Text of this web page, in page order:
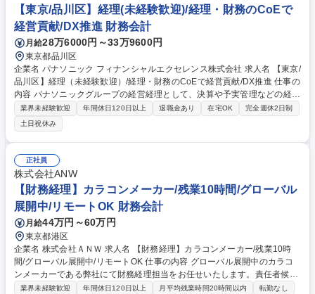
【東京/品川区】経理(未経験歓迎)/経理・財務のCoEで
経営貢献/DX推進 財務会計
月給28万6000円～33万9600円
東京都品川区
企業名 パナソニック フィナンシャルエクセレンス株式会社 求人名 【東京/
品川区】経理（未経験歓迎）/経理・財務のCoEで経営貢献/DX推進 仕事の
内容 パナソニックグループの経営経理として、決算や予実管理などの経理
業務から、ＤＸ・ＡＩを活用した業務プロセス改善、経営管理の支援まで
幅広く担当。 ・経理・会計業務（決算、工場会計、予実・資金管理等）
・業務プロセス改善（ＤＸ・ＡＩ活用の業務効率化） ・事業戦略支援（目
標策定の基礎業務等） ・内部統制、経営分析、経営管理など 専門性を高
めながら、業務改善や周囲との連携においてリーダーシップを発揮し、将
来的にはチームを牽引する役割を担っていただきます。 募集職種 【東京/
品川区】経理（未経験歓迎）/経理・財務のCoEで経営貢献/DX推進
業界未経験歓迎 年間休日120日以上 退職金あり 在宅OK
完全週休2日制
土日祝休み
正社員
株式会社ANW
【財務経理】カラコンメーカー/残業10時間/グローバル
展開中/リモートOK 財務会計
月給44万円～60万円
東京都港区
企業名 株式会社ＡＮＷ 求人名 【財務経理】カラコンメーカー/残業10時
間/グローバル展開中/リモートOK 仕事の内容 グローバル展開中のカラコ
ンメーカーである弊社にて財務経理担当をお任せいたします。責任者候補
として財務経理部門を牽引していただき、体制を整えていただくことを期
業界未経験歓迎 年間休日120日以上 月平均残業時間20時間以内
転勤なし